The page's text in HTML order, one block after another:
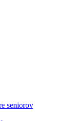
seniorov